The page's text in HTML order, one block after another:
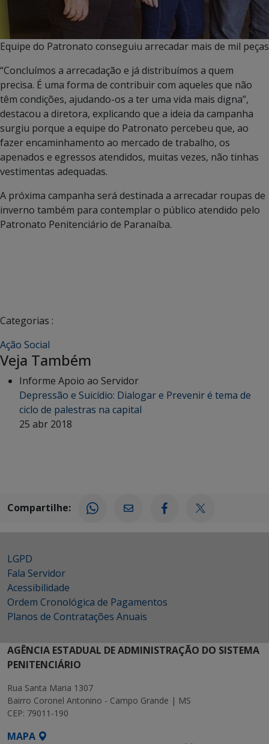
Equipe do Patronato conseguiu arrecadar mais de mil
“Concluímos a arrecadação e já distribuímos a quem
precisa. É uma forma de contribuir com aqueles que não
têm condições, ajudando-os a ter uma vida mais digna”,
destacou a diretora, explicando que a ideia da campanha
surgiu porque a equipe do Patronato percebeu que, ao
fazer encaminhamento ao mercado de trabalho, os
apenados e egressos atendidos, muitas vezes, não tinhas
vestimentas adequadas.
A próxima campanha será destinada a arrecadar roupas de
inverno também para contemplar o público atendido pelo
Patronato Penitenciário de Paranaíba.
Categorias :
Ação Social
Veja Também
Informe Apoio ao Servidor
Depressão e Suicídio: Dialogar e Prevenir é tema de
ciclo de palestras na capital
25 abr 2018
Compartilhe:
LGPD
Fala Servidor
Acessibilidade
Ordem Cronológica de Pagamentos
Planos de Contratações Anuais
AGÊNCIA ESTADUAL DE ADMINISTRAÇÃO DO SISTEMA
PENITENCIÁRIO
Rua Santa Maria 1307
Bairro Coronel Antonino - Campo Grande | MS
CEP: 79011-190
MAPA